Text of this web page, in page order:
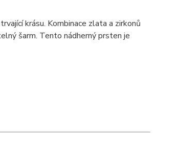
krásu. Kombinace zlata a zirkonů
šarm. Tento nádherný prsten je